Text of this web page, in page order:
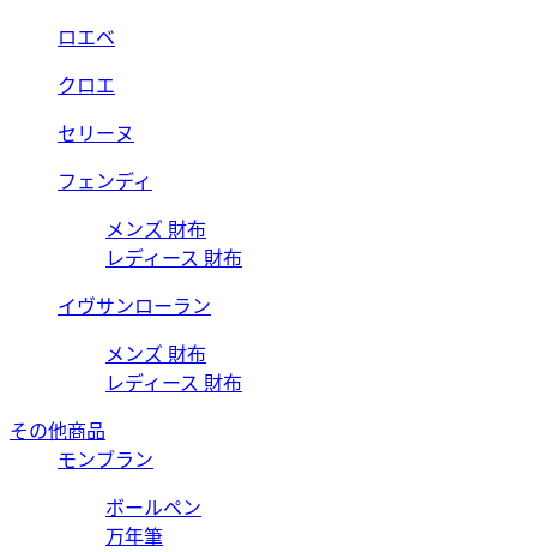
ロエベ
クロエ
セリーヌ
フェンディ
メンズ 財布
レディース 財布
イヴサンローラン
メンズ 財布
レディース 財布
その他商品
モンブラン
ボールペン
万年筆